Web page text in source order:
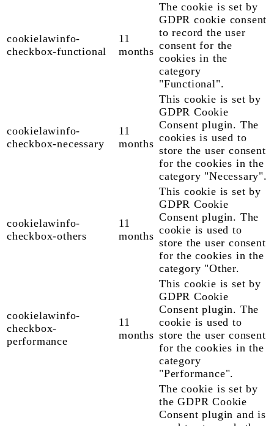
cookielawinfo-
checkbox-functional
11
months
The cookie is set by
GDPR cookie consent
to record the user
consent for the
cookies in the
category
"Functional".
cookielawinfo-
checkbox-necessary
11
months
This cookie is set by
GDPR Cookie
Consent plugin. The
cookies is used to
store the user consent
for the cookies in the
category "Necessary".
cookielawinfo-
checkbox-others
11
months
This cookie is set by
GDPR Cookie
Consent plugin. The
cookie is used to
store the user consent
for the cookies in the
category "Other.
cookielawinfo-
checkbox-
performance
11
months
This cookie is set by
GDPR Cookie
Consent plugin. The
cookie is used to
store the user consent
for the cookies in the
category
"Performance".
The cookie is set by
the GDPR Cookie
Consent plugin and is